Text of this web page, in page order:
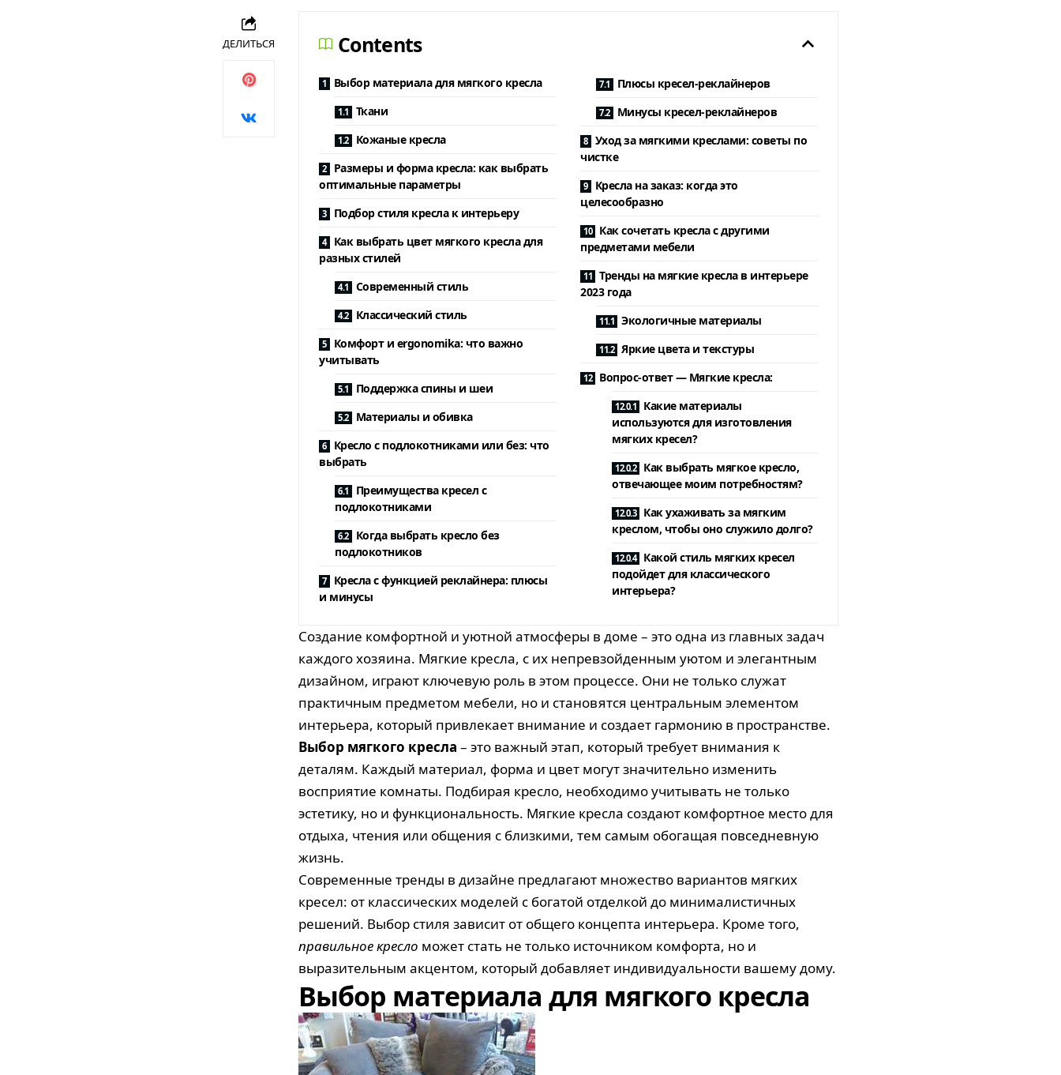
ДЕЛИТЬСЯ Contents
Выбор материала для мягкого кресла
Ткани
Кожаные кресла
Размеры и форма кресла: как выбрать
оптимальные параметры
Подбор стиля кресла к интерьеру
Как выбрать цвет мягкого кресла для
разных стилей
Современный стиль
Классический стиль
Комфорт и ergonomika: что важно
учитывать
Поддержка спины и шеи
Материалы и обивка
Кресло с подлокотниками или без: что
выбрать
Преимущества кресел с
подлокотниками
Когда выбрать кресло без
подлокотников
Кресла с функцией реклайнера: плюсы
и минусы
Плюсы кресел-реклайнеров
Минусы кресел-реклайнеров
Уход за мягкими креслами: советы по
чистке
Кресла на заказ: когда это
целесообразно
Как сочетать кресла с другими
предметами мебели
Тренды на мягкие кресла в интерьере
2023 года
Экологичные материалы
Яркие цвета и текстуры
Вопрос-ответ — Мягкие кресла:
Какие материалы
используются для изготовления
мягких кресел?
Как выбрать мягкое кресло,
отвечающее моим потребностям?
Как ухаживать за мягким
креслом, чтобы оно служило долго?
Какой стиль мягких кресел
подойдет для классического
интерьера?
Создание комфортной и уютной атмосферы в доме – это одна из главных задач
каждого хозяина. Мягкие кресла, с их непревзойденным уютом и элегантным
дизайном, играют ключевую роль в этом процессе. Они не только служат
практичным предметом мебели, но и становятся центральным элементом
интерьера, который привлекает внимание и создает гармонию в пространстве.
Выбор мягкого кресла – это важный этап, который требует внимания к
деталям. Каждый материал, форма и цвет могут значительно изменить
восприятие комнаты. Подбирая кресло, необходимо учитывать не только
эстетику, но и функциональность. Мягкие кресла создают комфортное место для
отдыха, чтения или общения с близкими, тем самым обогащая повседневную
жизнь.
Современные тренды в дизайне предлагают множество вариантов мягких
кресел: от классических моделей с богатой отделкой до минималистичных
решений. Выбор стиля зависит от общего концепта интерьера. Кроме того,
правильное кресло может стать не только источником комфорта, но и
выразительным акцентом, который добавляет индивидуальности вашему дому.
Выбор материала для мягкого кресла